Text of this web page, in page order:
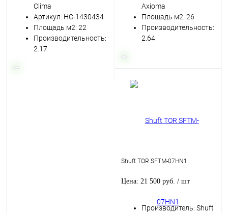
Clima
Артикул: НС-1430434
Площадь м2: 22
Производительность:
2.17
Axioma
Площадь м2: 26
Производительность:
2.64
Shuft TOR SFTM-07HN1
Цена: 21 500 руб. / шт
Производитель: Shuft